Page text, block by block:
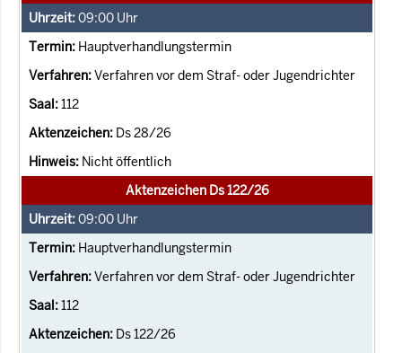
09:00 Uhr
Hauptverhandlungstermin
Verfahren vor dem Straf- oder Jugendrichter
112
Ds 28/26
Nicht öffentlich
Aktenzeichen Ds 122/26
09:00 Uhr
Hauptverhandlungstermin
Verfahren vor dem Straf- oder Jugendrichter
112
Ds 122/26